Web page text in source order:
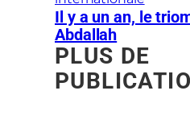
Il y a un an, le
Abdallah
PLUS DE